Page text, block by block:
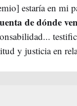
estaría en mi
de dónde
y justicia en